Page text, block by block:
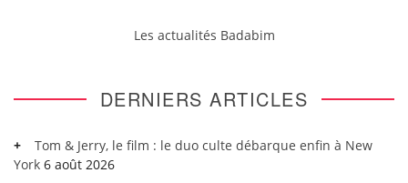
Les actualités Badabim
DERNIERS ARTICLES
Tom & Jerry, le film : le duo culte débarque enfin à New
York 6 août 2026